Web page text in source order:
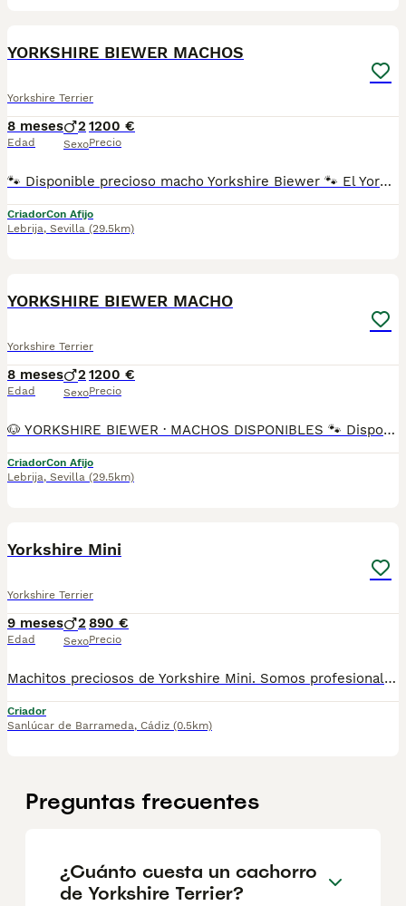
YORKSHIRE BIEWER MACHOS
Yorkshire Terrier
8 meses
Edad
2
Sexo
1200 €
Precio
🐾 Disponible precioso macho Yorkshire Biewer 🐾 El Yorkshire Biewer es una raza pequeña y muy especial, conocida por su carácter alegre, cariñoso y sociable. Es un perro muy apegado a su familia, inteligente y fácil de educar. Ideal como perro de compañía, se adapta perfectamente a la vida en piso y destaca por su belleza y equilibrio. Somos Mascotas del Sur, criadores responsables ubicados en Sevilla. 📸 Instagram: @mimascotasdelsur057 Para ver más fotos y vídeos reales de nuestros cachorros. 🚚 Realizamos envíos a toda España y Gibraltar • El precio del envío no está incluido en el precio del cachorro • Posibilidad de envío o recogida directa en nuestras instalaciones 📹 Disponemos de videollamada para conocer al cachorro antes de la reserva. 💳 Posibilidad de reserva y pago contrareembolso 💰 El precio indicado en el anuncio es real. Nuestros cachorros se entregan criados en ambiente familiar, con cariño y socialización desde pequeños, revisados por veterinario y con: • Chip • Pasaporte y cartilla sanitaria • Vacunados y desparasitados • Contrato con garantías víricas y congénitas 📞 Teléfono: 611 72 32 26 🐶 Criado con dedicación, atención diaria y mucho amor. ⚠️ Solo atendemos a personas realmente interesadas en ofrecer un buen hogar. #yorkshirebiewer #biewer #biewerterrier #yorkshire #macho #cachorros #mascotasdelsur #criadoresresponsables #perrospequeños #perrosdefamilia #sevilla #andalucia #enviosatodaespaña #gibraltar #perroscongarantia #cachorrosenventa #amorcanino #perrosdecompañia
CriadorCon Afijo
Lebrija, Sevilla (29.5km)
YORKSHIRE BIEWER MACHO
Yorkshire Terrier
8 meses
Edad
2
Sexo
1200 €
Precio
🐶 YORKSHIRE BIEWER · MACHOS DISPONIBLES 🐾 Disponibles preciosos machos Yorkshire Biewer 🐾 El Yorkshire Biewer es una raza pequeña y muy apreciada por su carácter alegre, cariñoso y sociable. Son perros muy apegados a su familia, inteligentes y fáciles de educar. Ideales como perros de compañía, se adaptan perfectamente a la vida en piso y destacan por su belleza y dulzura. Somos Mascotas del Sur, criadores responsables ubicados en Sevilla. 📸 Instagram: @mimascotasdelsur057 Para ver más fotos y vídeos reales de nuestros cachorros. 🚚 Realizamos envíos a toda España y Gibraltar • El precio del envío no está incluido en el precio del cachorro • Posibilidad de envío o recogida directa en nuestras instalaciones 📹 Disponemos de videollamada para conocer a los cachorros antes de la reserva. 💳 Posibilidad de reserva y pago contrareembolso 💰 El precio indicado en el anuncio es real. Nuestros cachorros se entregan criados en ambiente familiar, con cariño y socialización desde pequeños, revisados por veterinario y con: • Chip • Pasaporte y cartilla sanitaria • Vacunados y desparasitados • Contrato con garantías víricas y congénitas 📞 Teléfono: 611 72 32 26 🐶 Criados con dedicación y atención diaria. ⚠️ Solo atendemos a personas realmente interesadas en ofrecer un buen hogar. #yorkshirebiewer #biewer #biewerterrier #yorkshire #machos #cachorros #mascotasdelsur #criadoresresponsables #perrospequeños #perrosdefamilia #sevilla #andalucia #enviosatodaespaña #gibraltar #perroscongarantia #cachorrosenventa #amorcanino #perrosdecompañia
CriadorCon Afijo
Lebrija, Sevilla (29.5km)
Yorkshire Mini
Yorkshire Terrier
9 meses
Edad
2
Sexo
890 €
Precio
Machitos preciosos de Yorkshire Mini. Somos profesionales con años de experiencia. Entregamos a nuestros cachorritos con revisión Veterinaria, Factura de compra garantía vírica formulario de reconocimiento de raza pura junto con su cartilla de vacunación y desparasitacion al día de la entrega. Hacemos envíos a toda la península y Baleares. Disponemos de servicio propio de transporte. Posibilidad de pago contrareembolso. Para más información no dude en contactar con nosotros. TLF: 649297709. Solo atiendo wasap o tlf. Gracias
Criador
Sanlúcar de Barrameda, Cádiz (0.5km)
Preguntas frecuentes
¿Cuánto cuesta un cachorro
de Yorkshire Terrier?